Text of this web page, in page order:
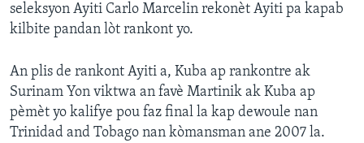
SUIV NOU
Languages
seleksyon Ayiti Carlo Marcelin rekonèt Ayiti pa kapab
kilbite pandan lòt rankont yo.
An plis de rankont Ayiti a, Kuba ap rankontre ak
Surinam Yon viktwa an favè Martinik ak Kuba ap
pèmèt yo kalifye pou faz final la kap dewoule nan
Trinidad and Tobago nan kòmansman ane 2007 la.